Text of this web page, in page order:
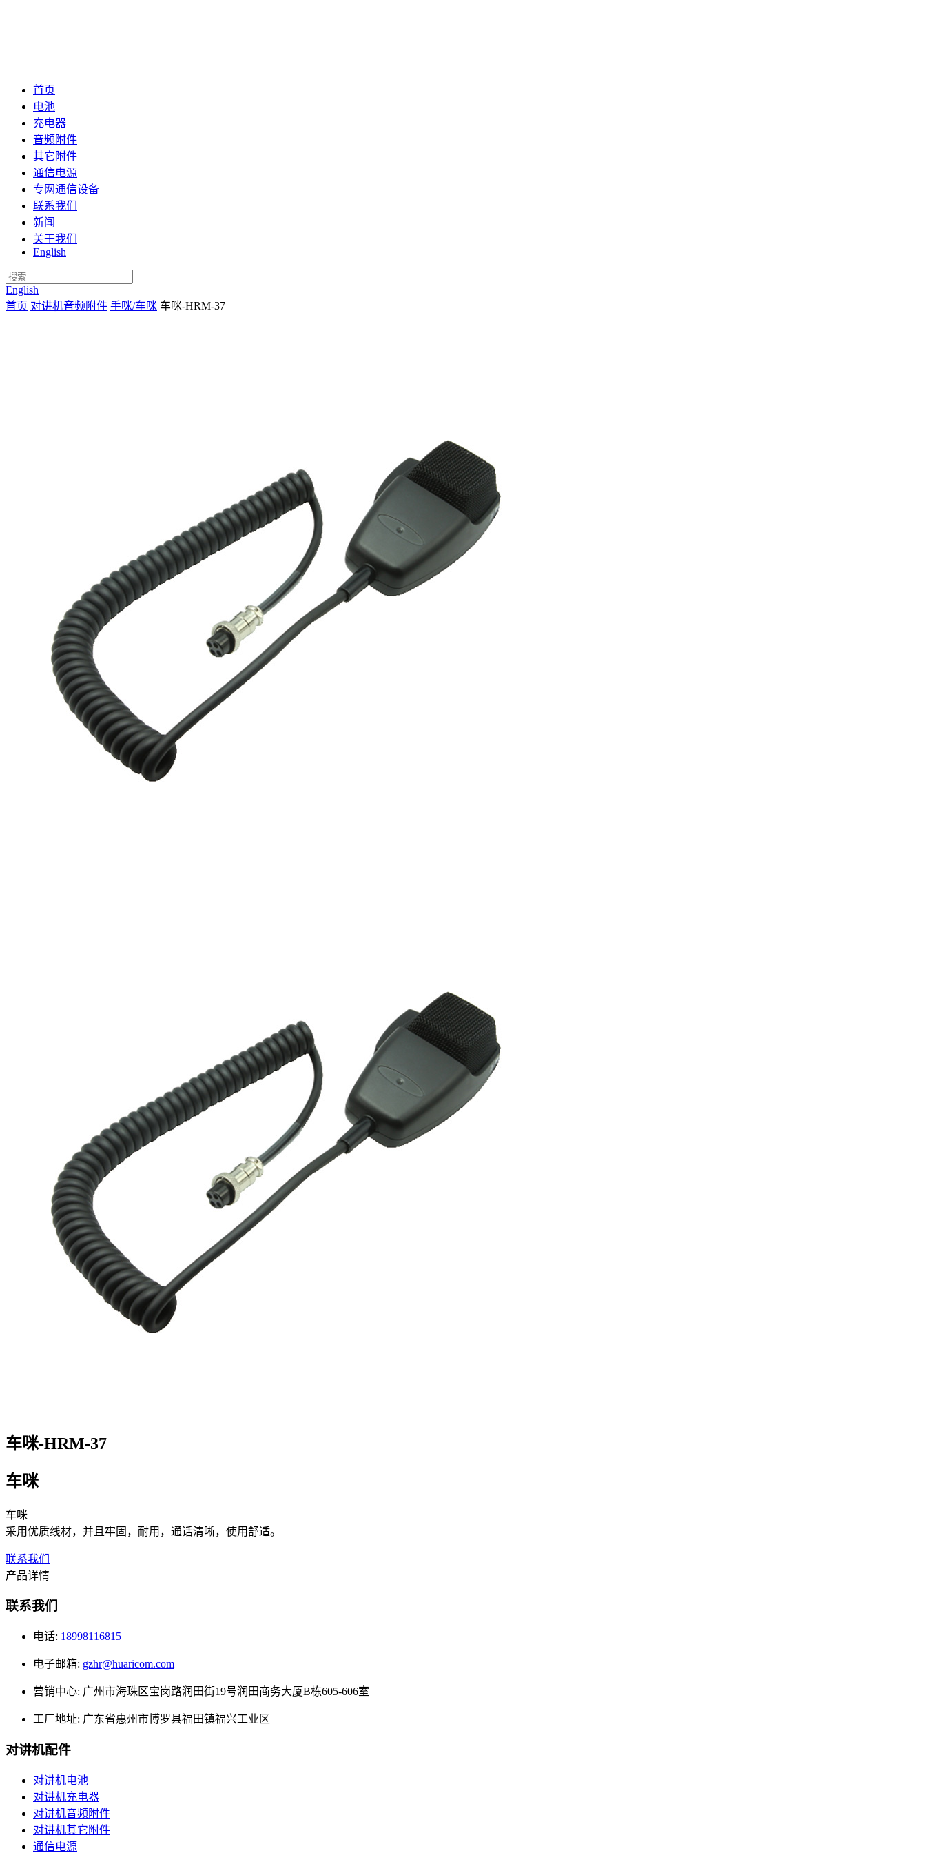
首页
电池
充电器
音频附件
其它附件
通信电源
专网通信设备
联系我们
新闻
关于我们
English
English
首页 对讲机音频附件 手咪/车咪 车咪-HRM-37
车咪-HRM-37
车咪
车咪
采用优质线材，并且牢固，耐用，通话清晰，使用舒适。
联系我们
产品详情
联系我们
电话: 18998116815
电子邮箱: gzhr@huaricom.com
营销中心: 广州市海珠区宝岗路润田街19号润田商务大厦B栋605-606室
工厂地址: 广东省惠州市博罗县福田镇福兴工业区
对讲机配件
对讲机电池
对讲机充电器
对讲机音频附件
对讲机其它附件
通信电源